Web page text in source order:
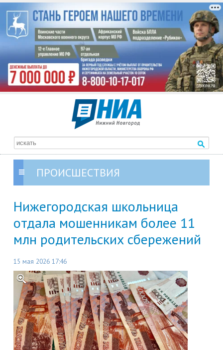
ПРОИСШЕСТВИЯ
Нижегородская школьница
отдала мошенникам более 11
млн родительских сбережений
15 мая 2026 17:46